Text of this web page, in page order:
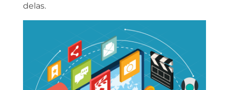
delas.